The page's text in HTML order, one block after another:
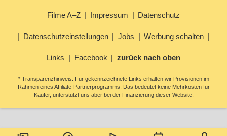
Filme A–Z Impressum Datenschutz
Datenschutzeinstellungen Jobs Werbung schalten
Links Facebook zurück nach oben
* Transparenzhinweis: Für gekennzeichnete Links erhalten wir Provisionen im
Rahmen eines Affiliate-Partnerprogramms. Das bedeutet keine Mehrkosten für
Käufer, unterstützt uns aber bei der Finanzierung dieser Website.